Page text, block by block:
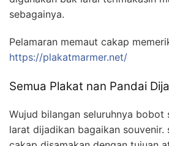
sebagainya.
Pelamaran memaut cakap
https://plakatmarmer.net/
Semua Plakat nan Pandai
Wujud bilangan seluruhnya bobot
larat dijadikan bagaikan souvenir.